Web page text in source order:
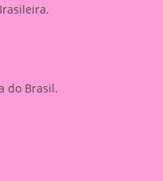
do Brasil.